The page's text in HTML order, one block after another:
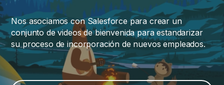
Nos asociamos con Salesforce para crear un
conjunto de videos de bienvenida para estandarizar
su proceso de incorporación de nuevos empleados.